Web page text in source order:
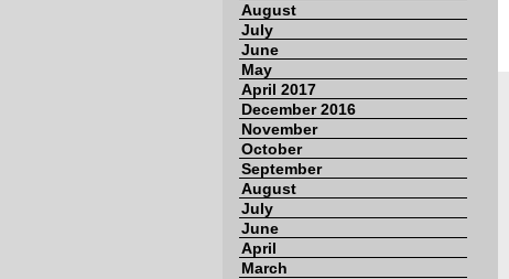
August
July
June
May
April 2017
December 2016
November
October
September
August
July
June
April
March